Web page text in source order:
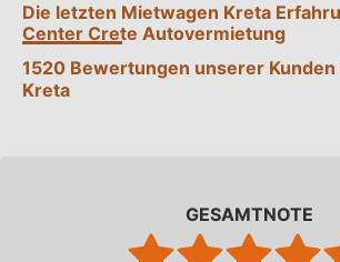
Rückgabe an einer anderen Station
Rückgabe
Abholdatum
Die letzten Mietwagen Kreta
Center Crete Autovermietung
1520 Bewertungen unserer
Kreta
GESAMTNOTE